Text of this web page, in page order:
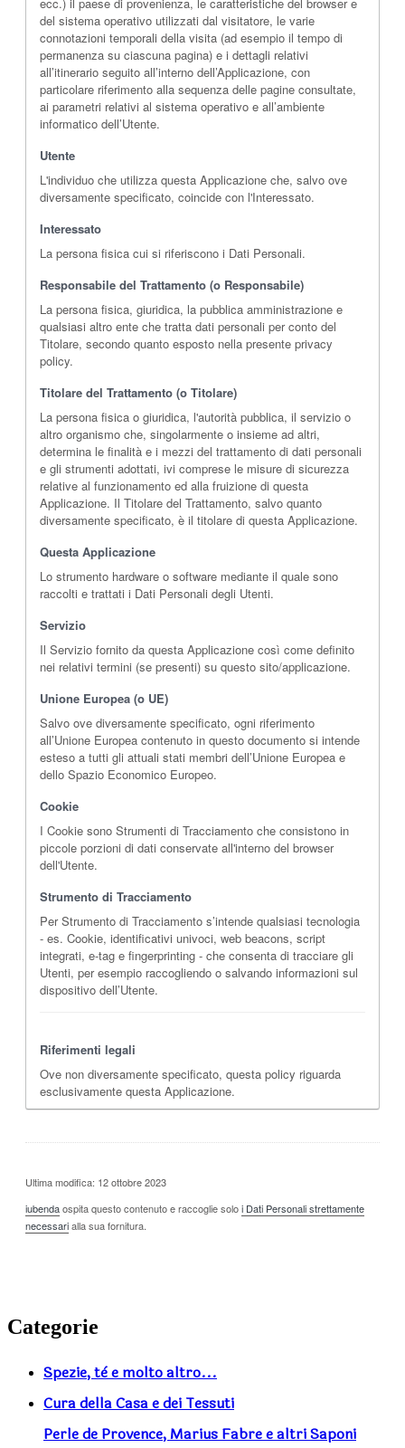
del sistema operativo utilizzati dal visitatore, le varie
connotazioni temporali della visita (ad esempio il tempo di
permanenza su ciascuna pagina) e i dettagli relativi
all’itinerario seguito all’interno dell’Applicazione, con
particolare riferimento alla sequenza delle pagine consultate,
ai parametri relativi al sistema operativo e all’ambiente
informatico dell’Utente.
Utente
L'individuo che utilizza questa Applicazione che, salvo ove
diversamente specificato, coincide con l'Interessato.
Interessato
La persona fisica cui si riferiscono i Dati Personali.
Responsabile del Trattamento (o Responsabile)
La persona fisica, giuridica, la pubblica amministrazione e
qualsiasi altro ente che tratta dati personali per conto del
Titolare, secondo quanto esposto nella presente privacy
policy.
Titolare del Trattamento (o Titolare)
La persona fisica o giuridica, l'autorità pubblica, il servizio o
altro organismo che, singolarmente o insieme ad altri,
determina le finalità e i mezzi del trattamento di dati personali
e gli strumenti adottati, ivi comprese le misure di sicurezza
relative al funzionamento ed alla fruizione di questa
Applicazione. Il Titolare del Trattamento, salvo quanto
diversamente specificato, è il titolare di questa Applicazione.
Questa Applicazione
Lo strumento hardware o software mediante il quale sono
raccolti e trattati i Dati Personali degli Utenti.
Servizio
Il Servizio fornito da questa Applicazione così come definito
nei relativi termini (se presenti) su questo sito/applicazione.
Unione Europea (o UE)
Salvo ove diversamente specificato, ogni riferimento
all’Unione Europea contenuto in questo documento si intende
esteso a tutti gli attuali stati membri dell’Unione Europea e
dello Spazio Economico Europeo.
Cookie
I Cookie sono Strumenti di Tracciamento che consistono in
piccole porzioni di dati conservate all'interno del browser
dell'Utente.
Strumento di Tracciamento
Per Strumento di Tracciamento s’intende qualsiasi tecnologia
- es. Cookie, identificativi univoci, web beacons, script
integrati, e-tag e fingerprinting - che consenta di tracciare gli
Utenti, per esempio raccogliendo o salvando informazioni sul
dispositivo dell’Utente.
Riferimenti legali
Ove non diversamente specificato, questa policy riguarda
esclusivamente questa Applicazione.
Ultima modifica: 12 ottobre 2023
iubendaospita questo contenuto e raccoglie soloi Dati Personali strettamente
necessarialla sua fornitura.
Categorie
Spezie, tè e molto altro...
Cura della Casa e dei Tessuti
Perle de Provence, Marius Fabre e altri Saponi